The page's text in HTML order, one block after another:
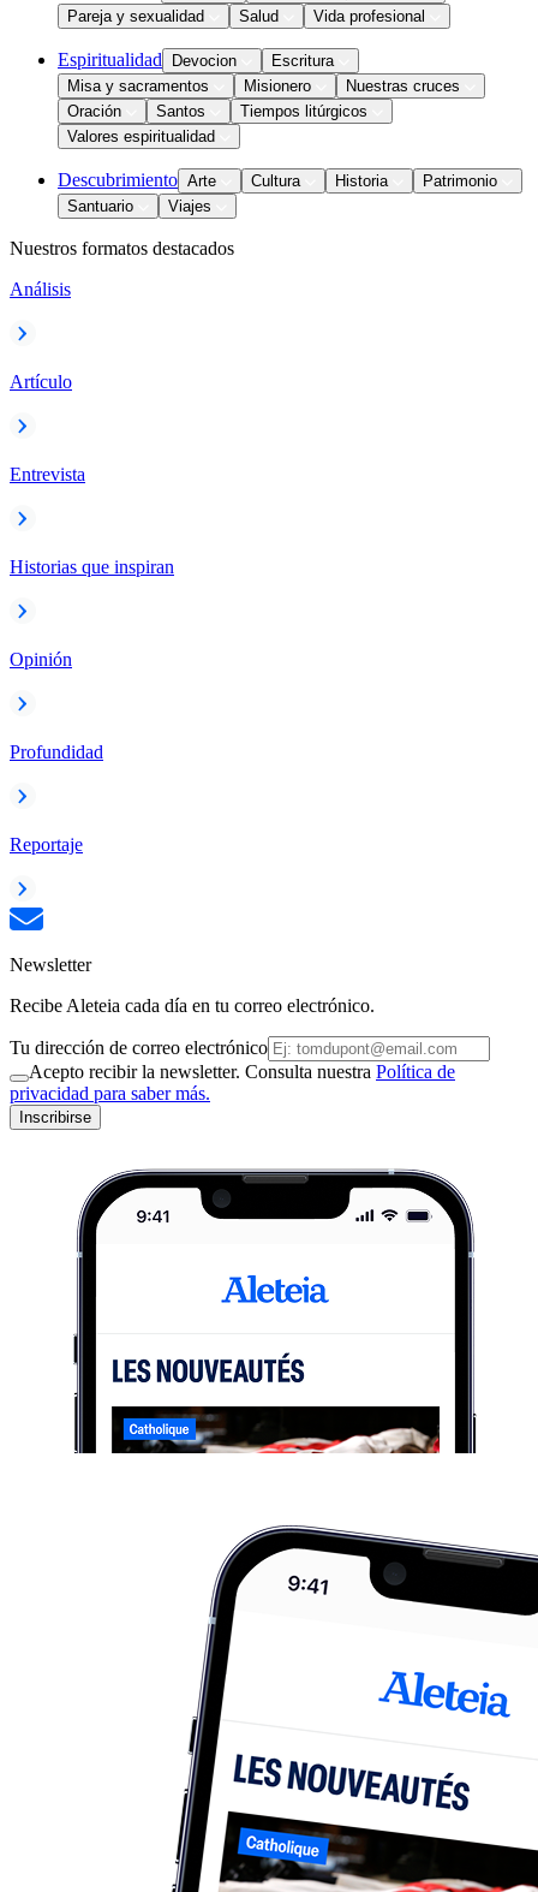
Pareja y sexualidad
Salud Vida profesional
Espiritualidad Devocion
Escritura
Misa y sacramentos
Misionero
Nuestras cruces
Oración
Santos
Tiempos litúrgicos
Valores espiritualidad
Descubrimiento Arte Cultura Historia
Patrimonio
Santuario
Viajes
Nuestros formatos destacados
Análisis
Artículo
Entrevista
Historias que inspiran
Opinión
Profundidad
Reportaje
Newsletter
Recibe Aleteia cada día en tu correo electrónico.
Tu dirección de correo electrónico
Acepto recibir la newsletter. Consulta nuestra Política de
privacidad para saber más.
Inscribirse